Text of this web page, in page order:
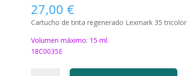
27,00 €
Cartucho de tinta regenerado Lexmark 35 tricolor
Volumen máximo: 15 ml.
18C0035E